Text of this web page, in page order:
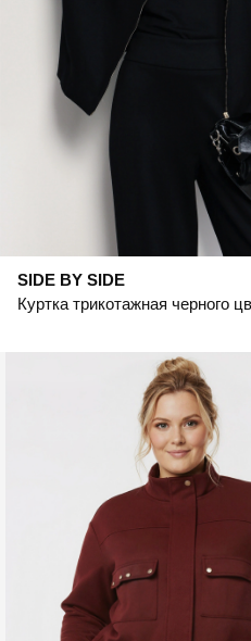
SIDE BY SIDE
Куртка трикотажная черного